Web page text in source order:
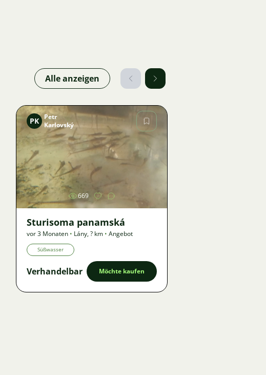
Alle anzeigen
Bild
PK
Petr
Karlovský
669
Sturisoma panamská
vor 3 Monaten • Lány,? km • Angebot
Süßwasser
Verhandelbar Möchte kaufen